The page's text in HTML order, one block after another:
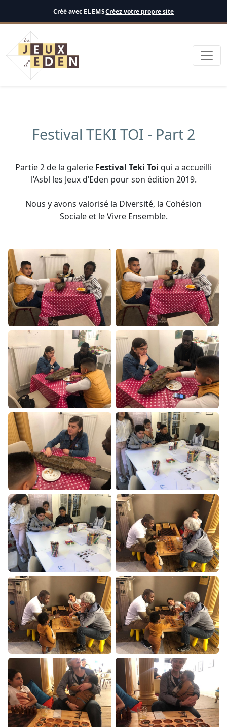
Créé avec ELEMSCréez votre propre site
Français
Festival TEKI TOI - Part 2
Partie 2 de la galerie Festival Teki Toi qui a accueilli
l’Asbl les Jeux d’Eden pour son édition 2019.
Nous y avons valorisé la Diversité, la Cohésion
Sociale et le Vivre Ensemble.